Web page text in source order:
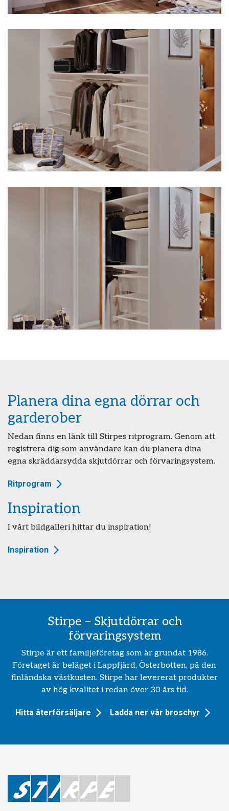
Planera dina egna dörrar och
garderober
Nedan finns en länk till Stirpes ritprogram. Genom att
registrera dig som användare kan du planera dina
egna skräddarsydda skjutdörrar och förvaringsystem.
Ritprogram
Inspiration
I vårt bildgalleri hittar du inspiration!
Inspiration
Stirpe – Skjutdörrar och
förvaringsystem
Stirpe är ett familjeföretag som är grundat 1986.
Företaget är beläget i Lappfjärd, Österbotten, på den
finländska västkusten. Stirpe har levererat produkter
av hög kvalitet i redan över 30 års tid.
Hitta återförsäljare Ladda ner vår broschyr